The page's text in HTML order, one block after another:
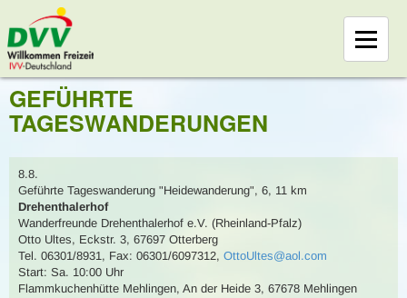
GEFÜHRTE
TAGESWANDERUNGEN
8.8.
Geführte Tageswanderung "Heidewanderung", 6, 11 km
Drehenthalerhof
Wanderfreunde Drehenthalerhof e.V. (Rheinland-Pfalz)
Otto Ultes, Eckstr. 3, 67697 Otterberg
Tel. 06301/8931, Fax: 06301/6097312, OttoUltes@aol.com
Start: Sa. 10:00 Uhr
Flammkuchenhütte Mehlingen, An der Heide 3, 67678 Mehlingen